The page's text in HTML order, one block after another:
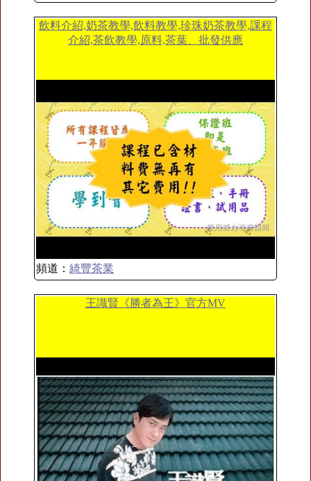
飲料介紹,奶茶教學,飲料教學,珍珠奶茶教學,課程
介紹,茶飲教學,原料,茶葉、批發供應
頻道： 綺豐茶業
王識賢《勝者為王》官方MV